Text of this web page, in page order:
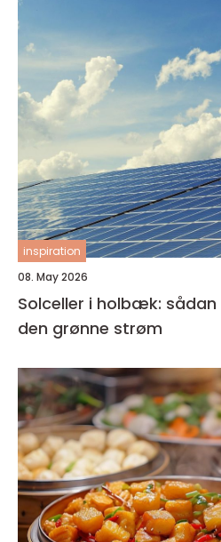
inspiration
08. May 2026
Solceller i holbæk:
den grønne strøm